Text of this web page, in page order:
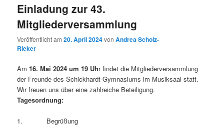
Einladung zur 43.
Mitgliederversammlung
Veröffentlicht am20. April 2024vonAndrea Scholz-
Rieker
Am16. Mai 2024 um 19 Uhr findet die Mitgliederversammlung
der Freunde des Schickhardt-Gymnasiums im Musiksaal statt.
Wir freuen uns über eine zahlreiche Beteiligung.
Tagesordnung:
1. Begrüßung